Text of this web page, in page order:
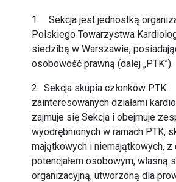
1. Sekcja jest jednostką
Polskiego Towarzystwa
siedzibą w Warszawie,
osobowość prawną (dalej „PTK”).
2. Sekcja skupia członków PTK
zainteresowanych działami
zajmuje się Sekcja i obejmuje
wyodrębnionych w ramach PTK,
majątkowych i niemajątkowych, z
potencjałem osobowym, własną
organizacyjną, utworzoną dla